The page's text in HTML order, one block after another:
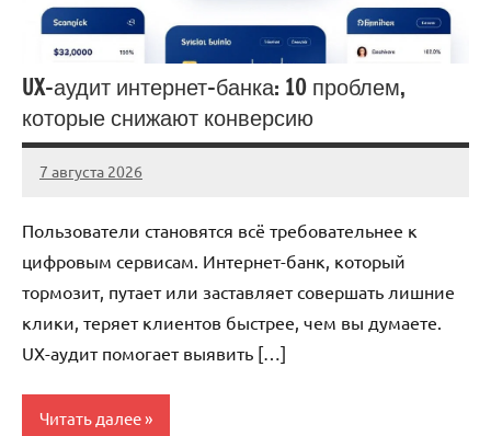
UX-аудит интернет-банка: 10 проблем,
которые снижают конверсию
7 августа 2026
stroicentr_m
Нет
Пользователи становятся всё требовательнее к
цифровым сервисам. Интернет-банк, который
тормозит, путает или заставляет совершать лишние
клики, теряет клиентов быстрее, чем вы думаете.
UX-аудит помогает выявить […]
Читать далее